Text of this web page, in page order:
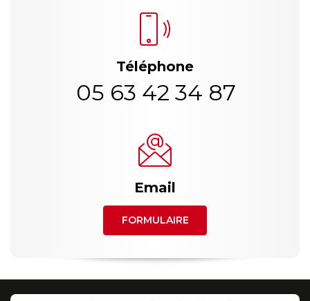
Téléphone
05 63 42 34 87
Email
FORMULAIRE